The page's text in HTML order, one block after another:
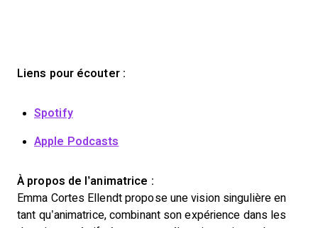
Liens pour écouter :
Spotify
Apple Podcasts
À propos de l’animatrice :
Emma Cortes Ellendt propose une vision singulière en
tant qu’animatrice, combinant son expérience dans les